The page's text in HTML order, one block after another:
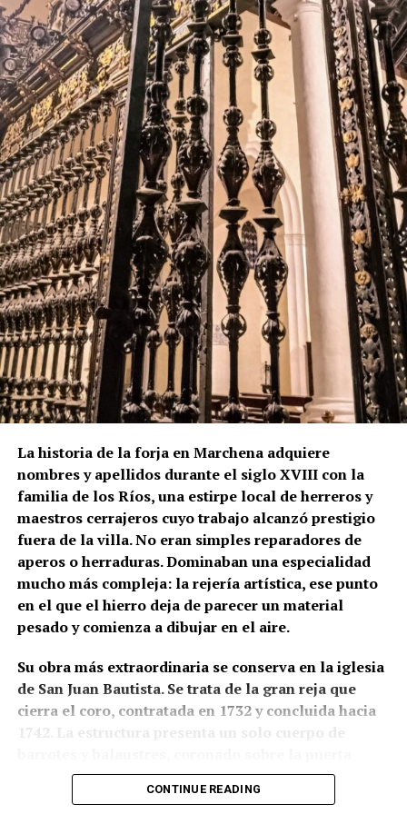
extenderse durante los años siguientes.
El resultado fue una torre en la que conviven la
tradición constructiva mudéjar y el lenguaje
renacentista. El cuerpo de campanas presenta
grandes arcos de medio punto, mientras que el friso
y el chapitel incorporan azulejería, uno de los
elementos más característicos de la arquitectura
religiosa marchenera. El Plan Especial de Protección
del Conjunto Histórico de Marchena describe
precisamente la torre como una construcción
rematada por chapitel y decorada con azulejos tanto
en el friso como en su coronación.
La lectura de los muros permite plantear que el
actual campanario se levantó sobre una torre
anterior, probablemente medieval. Los dos arcos
aparentemente tapiados visibles bajo el friso
cerámico podrían ser una de las huellas de aquella
fase primitiva, aunque esta hipótesis no debe
presentarse como definitiva mientras no exista una
comprobación arqueológica del paramento.
La formulación histórica más rigurosa sería, por
tanto, que Hernán Ruiz II inspeccionó la torre de San
Juan en 1567 y pudo intervenir en el proyecto de su
transformación, mientras que Diego de Velasco
aparece relacionado con la ejecución o culminación
del chapitel y del campanario durante las últimas
décadas del siglo XVI.
La torre que hoy vemos no pertenece a un único
momento ni a un solo autor. Es una arquitectura
construida por capas: una base de origen medieval,
siluetas más reconocibles del patrimonio
monumental de Marchena.
La historia de la forja en Marchena adquiere
nombres y apellidos durante el siglo XVIII con la
familia de los Ríos, una estirpe local de herreros y
maestros cerrajeros cuyo trabajo alcanzó prestigio
fuera de la villa. No eran simples reparadores de
aperos o herraduras. Dominaban una especialidad
mucho más compleja: la rejería artística, ese punto
en el que el hierro deja de parecer un material
pesado y comienza a dibujar en el aire.
Su obra más extraordinaria se conserva en la iglesia
de San Juan Bautista. Se trata de la gran reja que
cierra el coro, contratada en 1732 y concluida hacia
1742. La estructura presenta un solo cuerpo de
central por un gran remate ornamental. En lo alto
aparece una corona real flanqueada por ángeles con
CONTINUE READING